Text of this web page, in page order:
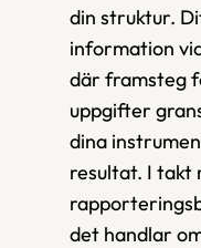
din struktur.
information
där framsteg
uppgifter
dina
resultat. I takt
det handlar